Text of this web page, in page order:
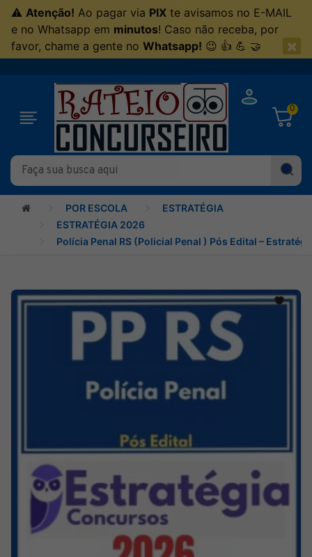
⚠ Atenção! Ao pagar via PIX te avisamos no E-MAIL
e no Whatsapp em minutos! Caso não receba, por
favor, chame a gente no Whatsapp! 😉 👍 💪 🤝 ×
0
POR ESCOLA
ESTRATÉGIA
ESTRATÉGIA 2026
Polícia Penal RS (Policial Penal ) Pós Edital –